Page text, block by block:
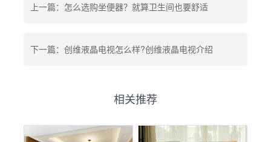
上一篇：怎么选购坐便器？就算卫生间也要舒适
下一篇：创维液晶电视怎么样?创维液晶电视介绍
相关推荐